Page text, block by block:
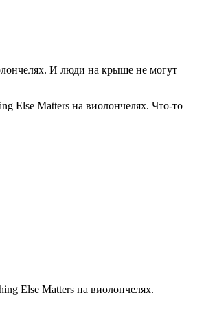
И люди на крыше не могут
Else Matters на виолончелях. Что-то
Else Matters на виолончелях.